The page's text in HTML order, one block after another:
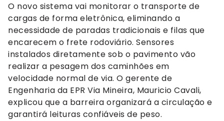
O novo sistema vai monitorar o transporte de
cargas de forma eletrônica, eliminando a
necessidade de paradas tradicionais e filas que
encarecem o frete rodoviário. Sensores
instalados diretamente sob o pavimento vão
realizar a pesagem dos caminhões em
velocidade normal de via. O gerente de
Engenharia da EPR Via Mineira, Mauricio Cavali,
explicou que a barreira organizará a circulação e
garantirá leituras confiáveis de peso.